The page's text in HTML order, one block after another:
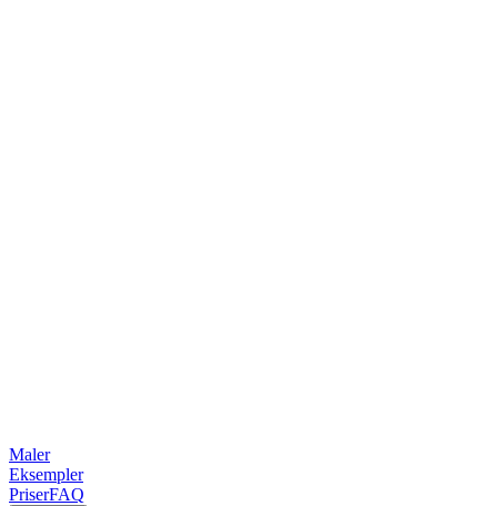
Maler
Eksempler
PriserFAQ